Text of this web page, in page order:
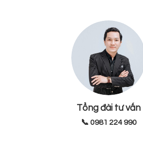
Tổng đài tư vấn
📞 0981 224 990